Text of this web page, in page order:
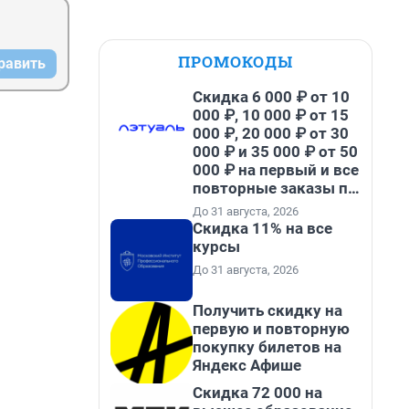
ПРОМОКОДЫ
Скидка 6 000 ₽ от 10
000 ₽, 10 000 ₽ от 15
000 ₽, 20 000 ₽ от 30
000 ₽ и 35 000 ₽ от 50
000 ₽ на первый и все
повторные заказы по
промокоду НАБЕРИ
До 31 августа, 2026
Скидка 11% на все
курсы
До 31 августа, 2026
Получить скидку на
первую и повторную
покупку билетов на
Яндекс Афише
Скидка 72 000 на